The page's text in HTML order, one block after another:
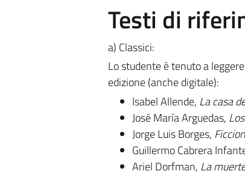
Testi di
a) Classici:
Lo studente è tenuto a
edizione (anche digitale):
Isabel Allende, La casa
José María Arguedas,
Jorge Luis Borges,
Guillermo Cabrera
Ariel Dorfman, La